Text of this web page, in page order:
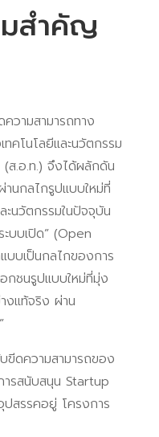
มสำคัญ
วามสามารถทาง
คโนโลยีและนวัตกรรม
(ส.อ.ท.) จึงได้ผลักดัน
านกลไกรูปแบบใหม่ที่
นวัตกรรมในปัจจุบัน
บบเปิด” (Open
บเป็นกลไกของการ
กชนรูปแบบใหม่ที่มุ่ง
งแท้จริง ผ่าน
ขีดความสามารถของ
รสนับสนุน Startup
ปสรรคอยู่ โครงการ